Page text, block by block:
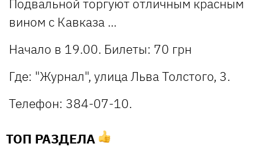
Подвальной торгуют отличным красным
вином с Кавказа ...
Начало в 19.00. Билеты: 70 грн
Где: "Журнал", улица Льва Толстого, 3.
Телефон: 384-07-10.
ТОП РАЗДЕЛА